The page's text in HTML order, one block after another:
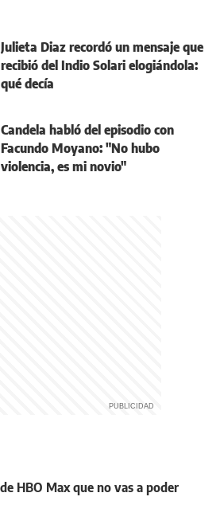
Julieta Diaz recordó un mensaje que
recibió del Indio Solari elogiándola:
qué decía
Candela habló del episodio con
Facundo Moyano: "No hubo
violencia, es mi novio"
HBO Max que no vas a poder